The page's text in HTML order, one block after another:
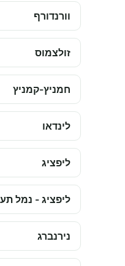
וורנדורף
זולצמוס
חמניץ-קמניץ
לינדאו
ליפציג
ליפציג - נמל
נירנברג